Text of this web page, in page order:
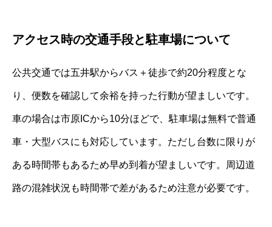
アクセス時の交通手段と駐車場について
公共交通では五井駅からバス＋徒歩で約20分程度とな
り、便数を確認して余裕を持った行動が望ましいです。
車の場合は市原ICから10分ほどで、駐車場は無料で普通
車・大型バスにも対応しています。ただし台数に限りが
ある時間帯もあるため早め到着が望ましいです。周辺道
路の混雑状況も時間帯で差があるため注意が必要です。